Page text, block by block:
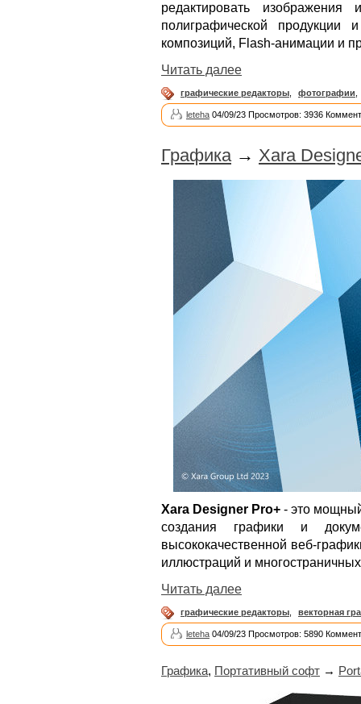
редактировать изображения
полиграфической продукции
композиций, Flash-анимации и
Читать далее
графические редакторы фотографии
leteha 04/09/23 Просмотров: 3936
Графика→ Xara
Xara Designer Pro+ - это
создания графики и
высококачественной веб-
иллюстраций и
Читать далее
графические редакторы векторная
leteha 04/09/23 Просмотров: 5890
Графика, Портативный софт →